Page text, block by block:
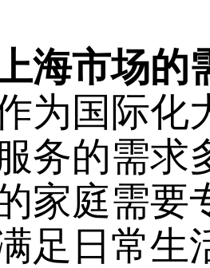
海市场的
作为国际
务的需求
家庭需要
足日常生